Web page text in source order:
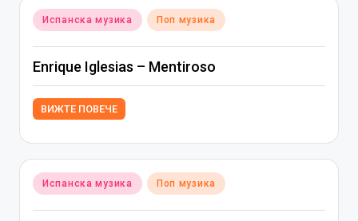
Posted
in
Испанска музика Поп музика
Enrique Iglesias – Mentiroso
ВИЖТЕ ПОВЕЧЕ
Posted
in
Испанска музика Поп музика